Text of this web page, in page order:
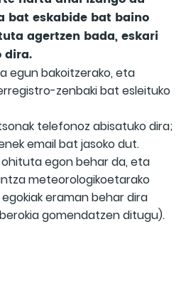
bat eskabide bat baino
agertzen bada, eskari
dira.
egun bakoitzerako, eta
zenbaki bat esleituko
telefonoz abisatuko dira;
email bat jasoko dut.
egon behar da, eta
meteorologikoetarako
eraman behar dira
gomendatzen ditugu).